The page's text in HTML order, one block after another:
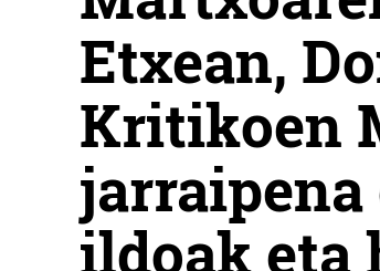
Etxean,
Kritikoen
ildoak eta